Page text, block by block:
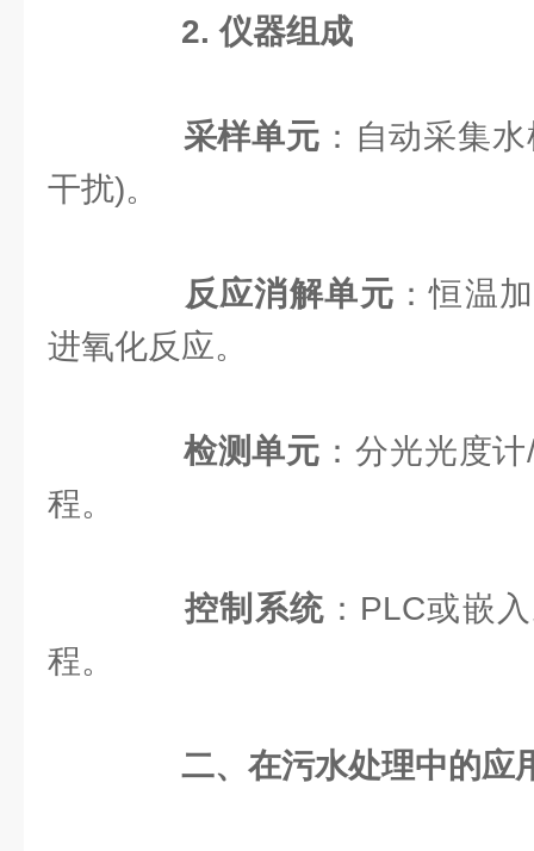
2. 仪器组成
采样单元 ：自动采集
干扰)。
反应消解单元 ：恒温
进氧化反应。
检测单元 ：分光光度
程。
控制系统 ：PLC或嵌
程。
二、在污水处理中的应